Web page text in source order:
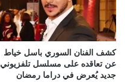
كشف الفنان السوري باسل خياط
عن تعاقده على مسلسل تلفزيوني
جديد يُعرض في دراما رمضان